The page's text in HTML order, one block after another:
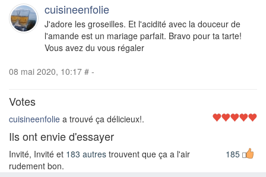
cuisineenfolie
J'adore les groseilles. Et l'acidité avec la douceur de
l'amande est un mariage parfait. Bravo pour ta tarte!
Vous avez du vous régaler
08 mai 2020, 10:17 # -
Votes
cuisineenfolie a trouvé ça délicieux!.
Ils ont envie d'essayer
185
Invité, Invité et 183 autres trouvent que ça a l'air
rudement bon.